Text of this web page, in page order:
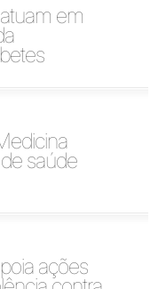
em
saúde
ações